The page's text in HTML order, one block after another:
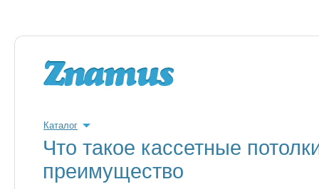
Каталог
Что такое кассетные
преимущество